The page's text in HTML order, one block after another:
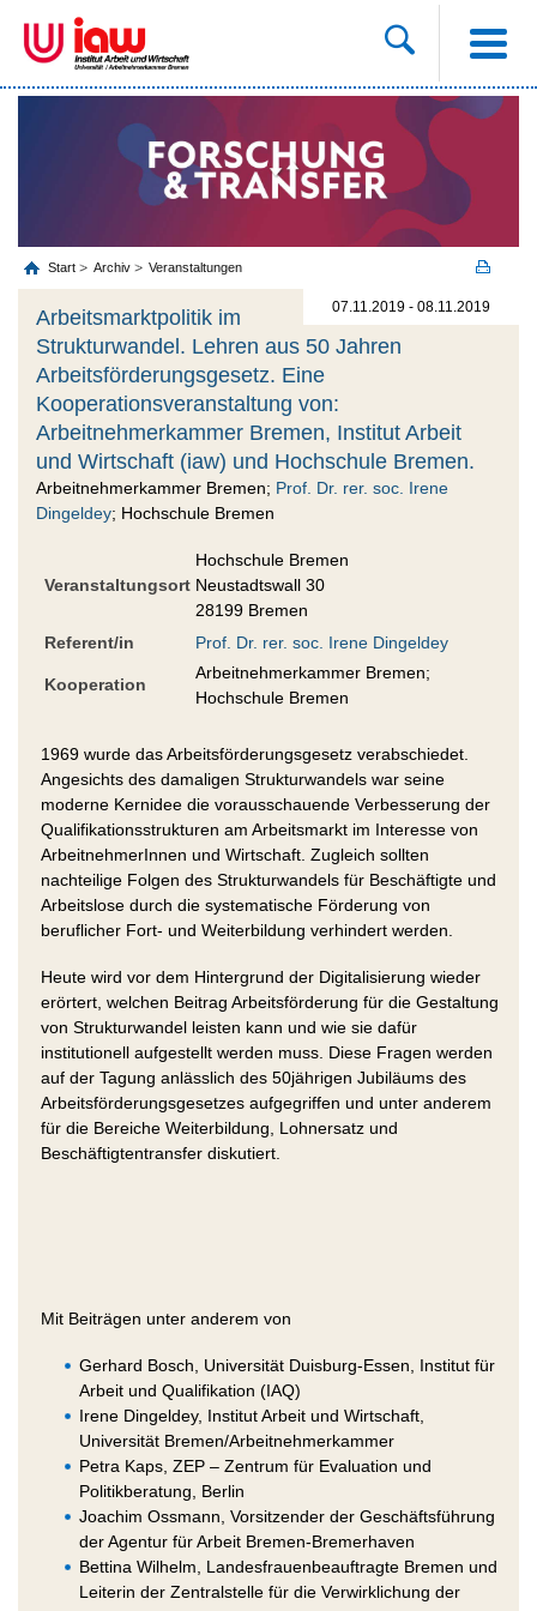
Start Archiv Veranstaltungen
07.11.2019 - 08.11.2019
Arbeitsmarktpolitik im
Strukturwandel. Lehren aus 50 Jahren
Arbeitsförderungsgesetz. Eine
Kooperationsveranstaltung von:
Arbeitnehmerkammer Bremen, Institut Arbeit
und Wirtschaft (iaw) und Hochschule Bremen.
Arbeitnehmerkammer Bremen; Prof. Dr. rer. soc. Irene
Dingeldey; Hochschule Bremen
Veranstaltungsort
Hochschule Bremen
Neustadtswall 30
28199 Bremen
Referent/in
Prof. Dr. rer. soc. Irene Dingeldey
Kooperation
Arbeitnehmerkammer Bremen;
Hochschule Bremen
1969 wurde das Arbeitsförderungsgesetz verabschiedet.
Angesichts des damaligen Strukturwandels war seine
moderne Kernidee die vorausschauende Verbesserung der
Qualifikationsstrukturen am Arbeitsmarkt im Interesse von
ArbeitnehmerInnen und Wirtschaft. Zugleich sollten
nachteilige Folgen des Strukturwandels für Beschäftigte und
Arbeitslose durch die systematische Förderung von
beruflicher Fort- und Weiterbildung verhindert werden.
Heute wird vor dem Hintergrund der Digitalisierung wieder
erörtert, welchen Beitrag Arbeitsförderung für die Gestaltung
von Strukturwandel leisten kann und wie sie dafür
institutionell aufgestellt werden muss. Diese Fragen werden
auf der Tagung anlässlich des 50jährigen Jubiläums des
Arbeitsförderungsgesetzes aufgegriffen und unter anderem
für die Bereiche Weiterbildung, Lohnersatz und
Beschäftigtentransfer diskutiert.
Mit Beiträgen unter anderem von
Gerhard Bosch, Universität Duisburg-Essen, Institut für
Arbeit und Qualifikation (IAQ)
Irene Dingeldey, Institut Arbeit und Wirtschaft,
Universität Bremen/Arbeitnehmerkammer
Petra Kaps, ZEP – Zentrum für Evaluation und
Politikberatung, Berlin
Joachim Ossmann, Vorsitzender der Geschäftsführung
der Agentur für Arbeit Bremen-Bremerhaven
Bettina Wilhelm, Landesfrauenbeauftragte Bremen und
Leiterin der Zentralstelle für die Verwirklichung der